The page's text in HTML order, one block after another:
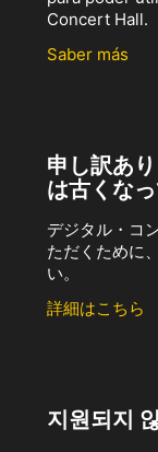
Concert Hall.
Saber más
申し訳あ
は古くな
デジタル・コ
ただくために
い。
詳細はこちら
지원되지